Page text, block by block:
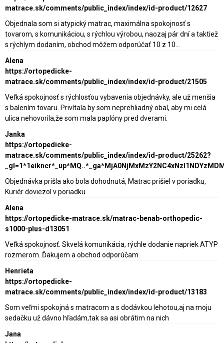
matrace.sk/comments/public_index/index/id-product/12627
Objednala som si atypický matrac, maximálna spokojnosť s
tovarom, s komunikáciou, s rýchlou výrobou, naozaj pár dní a taktiež
s rýchlym dodaním, obchod môžem odporúčať 10 z 10...
Alena
https://ortopedicke-
matrace.sk/comments/public_index/index/id-product/21505
Veľká spokojnosť s rýchlosťou vybavenia objednávky, ale už menšia
s balením tovaru. Privítala by som neprehliadný obal, aby mi celá
ulica nehovorila,že som mala paplóny pred dverami.
Janka
https://ortopedicke-
matrace.sk/comments/public_index/index/id-product/25262?
Objednávka prišla ako bola dohodnutá, Matrac prišiel v poriadku,
Kuriér doviezol v poriadku.
Alena
https://ortopedicke-matrace.sk/matrac-benab-orthopedic-
s1000-plus-d13051
Veľká spokojnosť. Skvelá komunikácia, rýchle dodanie napriek ATYP
rozmerom. Ďakujem a obchod odporúčam.
Henrieta
https://ortopedicke-
matrace.sk/comments/public_index/index/id-product/13183
Som veľmi spokojná s matracom a s dodávkou lehotou,aj na moju
sedačku už dávno hľadám,tak sa asi obrátim na nich
Jana